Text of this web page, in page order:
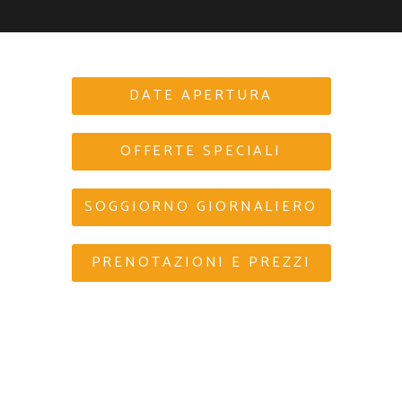
DATE APERTURA
OFFERTE SPECIALI
SOGGIORNO GIORNALIERO
PRENOTAZIONI E PREZZI